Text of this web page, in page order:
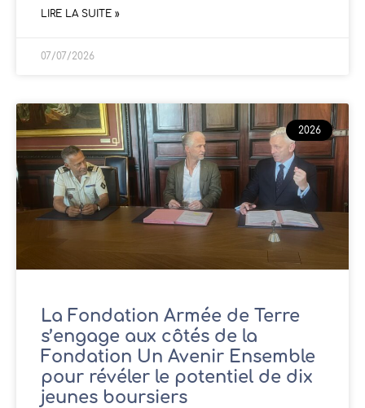
LIRE LA SUITE »
07/07/2026
2026
La Fondation Armée de Terre
s’engage aux côtés de la
Fondation Un Avenir Ensemble
pour révéler le potentiel de dix
jeunes boursiers